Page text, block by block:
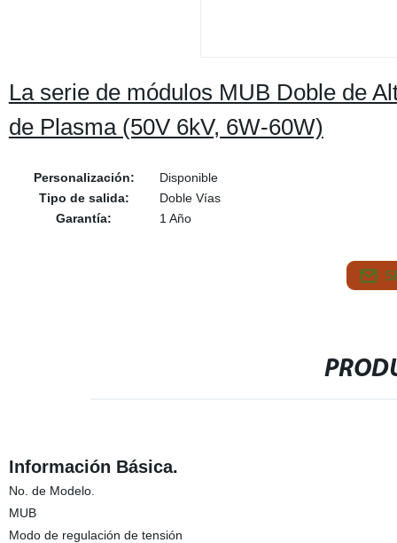
La serie de módulos MUB Doble de
de Plasma (50V 6kV, 6W-60W)
Personalización:
Disponible
Tipo de salida:
Doble Vías
Garantía:
1 Año
Información Básica.
No. de Modelo.
MUB
Modo de regulación de tensión